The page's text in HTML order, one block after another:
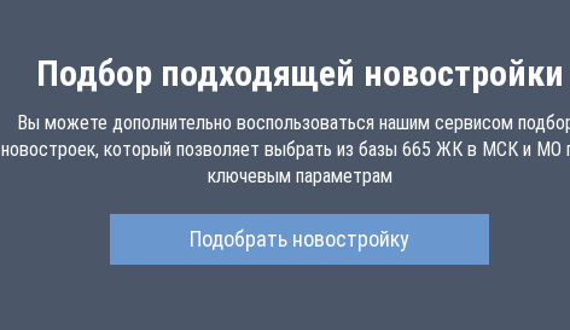
Подбор подходящей новостройки
Вы можете дополнительно воспользоваться нашим сервисом
новостроек, который позволяет выбрать из базы 665 ЖК в МСК и МО
ключевым параметрам
Подобрать новостройку